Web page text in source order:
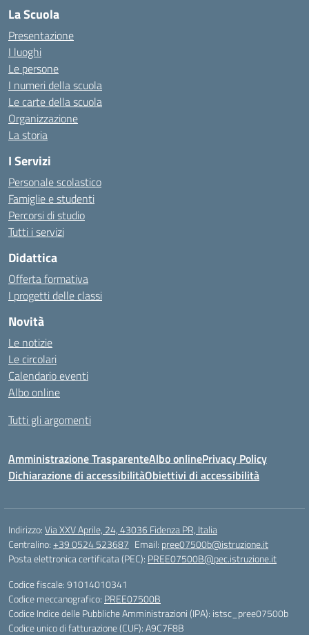
La Scuola
Presentazione
I luoghi
Le persone
I numeri della scuola
Le carte della scuola
Organizzazione
La storia
I Servizi
Personale scolastico
Famiglie e studenti
Percorsi di studio
Tutti i servizi
Didattica
Offerta formativa
I progetti delle classi
Novità
Le notizie
Le circolari
Calendario eventi
Albo online
Tutti gli argomenti
Amministrazione TrasparenteAlbo onlinePrivacy Policy
Dichiarazione di accessibilitàObiettivi di accessibilità
Indirizzo:Via XXV Aprile, 24, 43036 Fidenza PR, Italia
Centralino:+39 0524 523687 Email: pree07500b@istruzione.it
Posta elettronica certificata (PEC): PREE07500B@pec.istruzione.it
Codice fiscale: 91014010341
Codice meccanografico: PREE07500B
Codice Indice delle Pubbliche Amministrazioni (IPA): istsc_pree07500b
Codice unico di fatturazione (CUF): A9C7F8B